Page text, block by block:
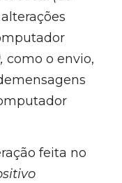
como o envio,
feita no